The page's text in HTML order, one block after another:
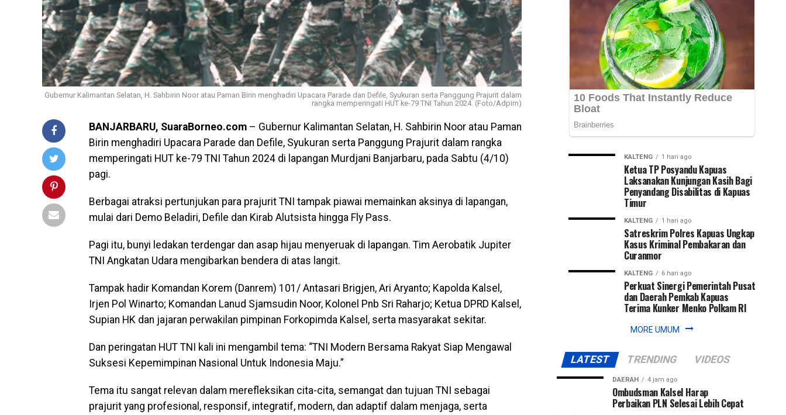
Gubernur Kalimantan Selatan, H. Sahbirin Noor atau Paman Birin menghadiri Upacara Parade dan Defile, Syukuran serta Panggung Prajurit dalam
rangka memperingati HUT ke-79 TNI Tahun 2024. (Foto/Adpim)
BANJARBARU, SuaraBorneo.com – Gubernur Kalimantan Selatan, H. Sahbirin Noor atau Paman
Birin menghadiri Upacara Parade dan Defile, Syukuran serta Panggung Prajurit dalam rangka
memperingati HUT ke-79 TNI Tahun 2024 di lapangan Murdjani Banjarbaru, pada Sabtu (4/10)
pagi.
Berbagai atraksi pertunjukan para prajurit TNI tampak piawai memainkan aksinya di lapangan,
mulai dari Demo Beladiri, Defile dan Kirab Alutsista hingga Fly Pass.
Pagi itu, bunyi ledakan terdengar dan asap hijau menyeruak di lapangan. Tim Aerobatik Jupiter
TNI Angkatan Udara mengibarkan bendera di atas langit.
Tampak hadir Komandan Korem (Danrem) 101/ Antasari Brigjen, Ari Aryanto; Kapolda Kalsel,
Irjen Pol Winarto; Komandan Lanud Sjamsudin Noor, Kolonel Pnb Sri Raharjo; Ketua DPRD Kalsel,
Supian HK dan jajaran perwakilan pimpinan Forkopimda Kalsel, serta masyarakat sekitar.
Dan peringatan HUT TNI kali ini mengambil tema: “TNI Modern Bersama Rakyat Siap Mengawal
Suksesi Kepemimpinan Nasional Untuk Indonesia Maju.”
Tema itu sangat relevan dalam merefleksikan cita-cita, semangat dan tujuan TNI sebagai
prajurit yang profesional, responsif, integratif, modern, dan adaptif dalam menjaga, serta
Selesai
Lebih
Cepat
pemadaman
bergilir
wilayah
Kalimantan
Selatan,
Hadi
Rahman,...
KALTENG 1 hari ago
Ketua TP Posyandu Kapuas
Laksanakan Kunjungan Kasih Bagi
Penyandang Disabilitas di Kapuas
Timur
KALTENG 1 hari ago
Satreskrim Polres Kapuas Ungkap
Kasus Kriminal Pembakaran dan
Curanmor
KALTENG 6 hari ago
Perkuat Sinergi Pemerintah Pusat
dan Daerah Pemkab Kapuas
Terima Kunker Menko Polkam RI
MORE UMUM
LATEST TRENDING VIDEOS
DAERAH 4 jam ago
Ombudsman Kalsel Harap
Perbaikan PLN Selesai Lebih Cepat